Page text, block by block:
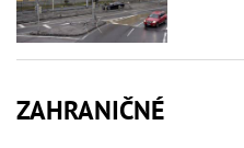
ZAHRANIČNÉ